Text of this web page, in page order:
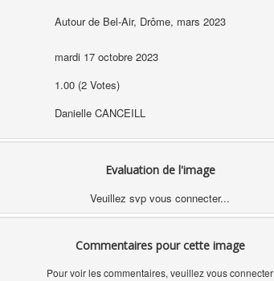
Autour de Bel-Air, Drôme, mars 2023
mardi 17 octobre 2023
1.00 (2 Votes)
Danielle CANCEILL
Evaluation de l'image
Veuillez svp vous connecter...
Commentaires pour cette image
Pour voir les commentaires, veuillez vous connecter